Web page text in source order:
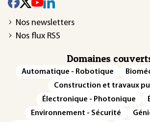
Nos newsletters
Nos flux RSS
Domaines
Automatique - Robotique
Construction et travaux
Électronique - Photonique
Environnement - Sécurité